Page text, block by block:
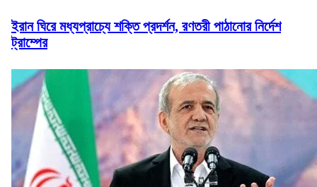
ইরান ঘিরে মধ্যপ্রাচ্যে শক্তি প্রদর্শন, রণতরী পাঠানোর নির্দেশ
ট্রাম্পের